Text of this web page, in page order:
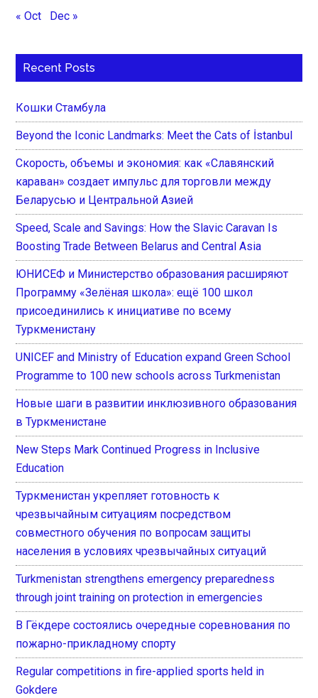
« Oct Dec »
Recent Posts
Кошки Стамбула
Beyond the Iconic Landmarks: Meet the Cats of İstanbul
Скорость, объемы и экономия: как «Славянский
караван» создает импульс для торговли между
Беларусью и Центральной Азией
Speed, Scale and Savings: How the Slavic Caravan Is
Boosting Trade Between Belarus and Central Asia
ЮНИСЕФ и Министерство образования расширяют
Программу «Зелёная школа»: ещё 100 школ
присоединились к инициативе по всему
Туркменистану
UNICEF and Ministry of Education expand Green School
Programme to 100 new schools across Turkmenistan
Новые шаги в развитии инклюзивного образования
в Туркменистане
New Steps Mark Continued Progress in Inclusive
Education
Туркменистан укрепляет готовность к
чрезвычайным ситуациям посредством
совместного обучения по вопросам защиты
населения в условиях чрезвычайных ситуаций
Turkmenistan strengthens emergency preparedness
through joint training on protection in emergencies
В Гёкдере состоялись очередные соревнования по
пожарно-прикладному спорту
Regular competitions in fire-applied sports held in
Gokdere